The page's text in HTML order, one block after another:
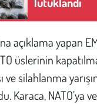
açıklama yapan
üslerinin
ve silahlanma
Karaca, NATO’ya